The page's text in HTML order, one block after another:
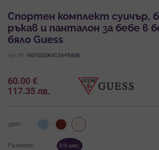
Спортен комплект суичър,
ръкав и панталон за бебе в
бяло Guess
Арт.№: H6YG03K4124-FNM6
60.00 €
117.35лв.
цвят:
Размери: 3/6 мес.